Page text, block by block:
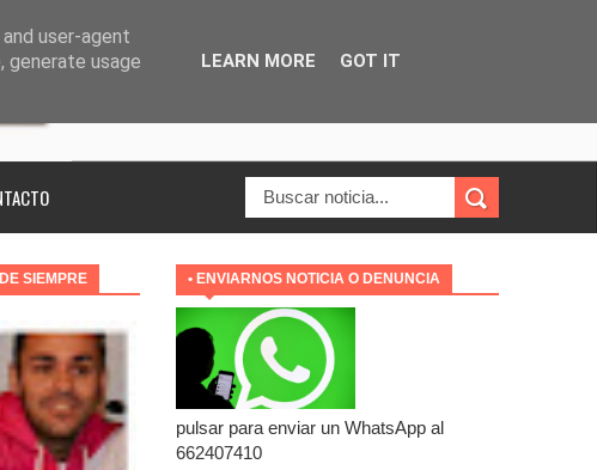
SIEMPRE • ENVIARNOS NOTICIA O DENUNCIA
pulsar para enviar un WhatsApp al
662407410
user-agent
generate usage
LEARN MORE GOT IT